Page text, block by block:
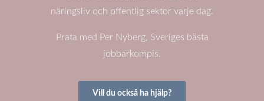
näringsliv och offentlig sektor varje dag.
Prata med Per Nyberg, Sveriges bästa
jobbarkompis.
Vill du också ha hjälp?